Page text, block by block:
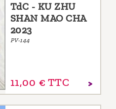
TdC - KU ZHU
SHAN MAO CHA
2023
PV-144
11,00 € TTC